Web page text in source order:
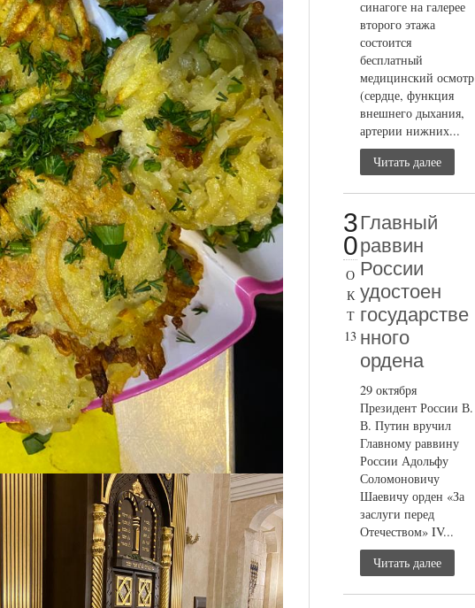
синагоге на галерее
второго этажа
состоится
бесплатный
медицинский осмотр
(сердце, функция
внешнего дыхания,
артерии нижних...
Читать далее
3
0
О
К
Т
13
Главный
раввин
России
удостоен
государстве
нного
ордена
29 октября
Президент России В.
В. Путин вручил
Главному раввину
России Адольфу
Соломоновичу
Шаевичу орден «За
заслуги перед
Отечеством» IV...
Читать далее